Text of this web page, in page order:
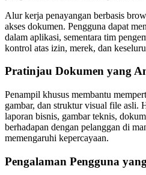
Alur kerja penayangan berbasis
akses dokumen. Pengguna dapat
dalam aplikasi, sementara tim
kontrol atas izin, merek, dan
Pratinjau Dokumen yang
Penampil khusus membantu
gambar, dan struktur visual file asli.
laporan bisnis, gambar teknis,
berhadapan dengan pelanggan di
memengaruhi kepercayaan.
Pengalaman Pengguna